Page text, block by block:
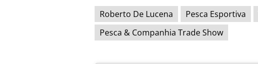
Roberto De Lucena Pesca Esportiva
Pesca & Companhia Trade Show